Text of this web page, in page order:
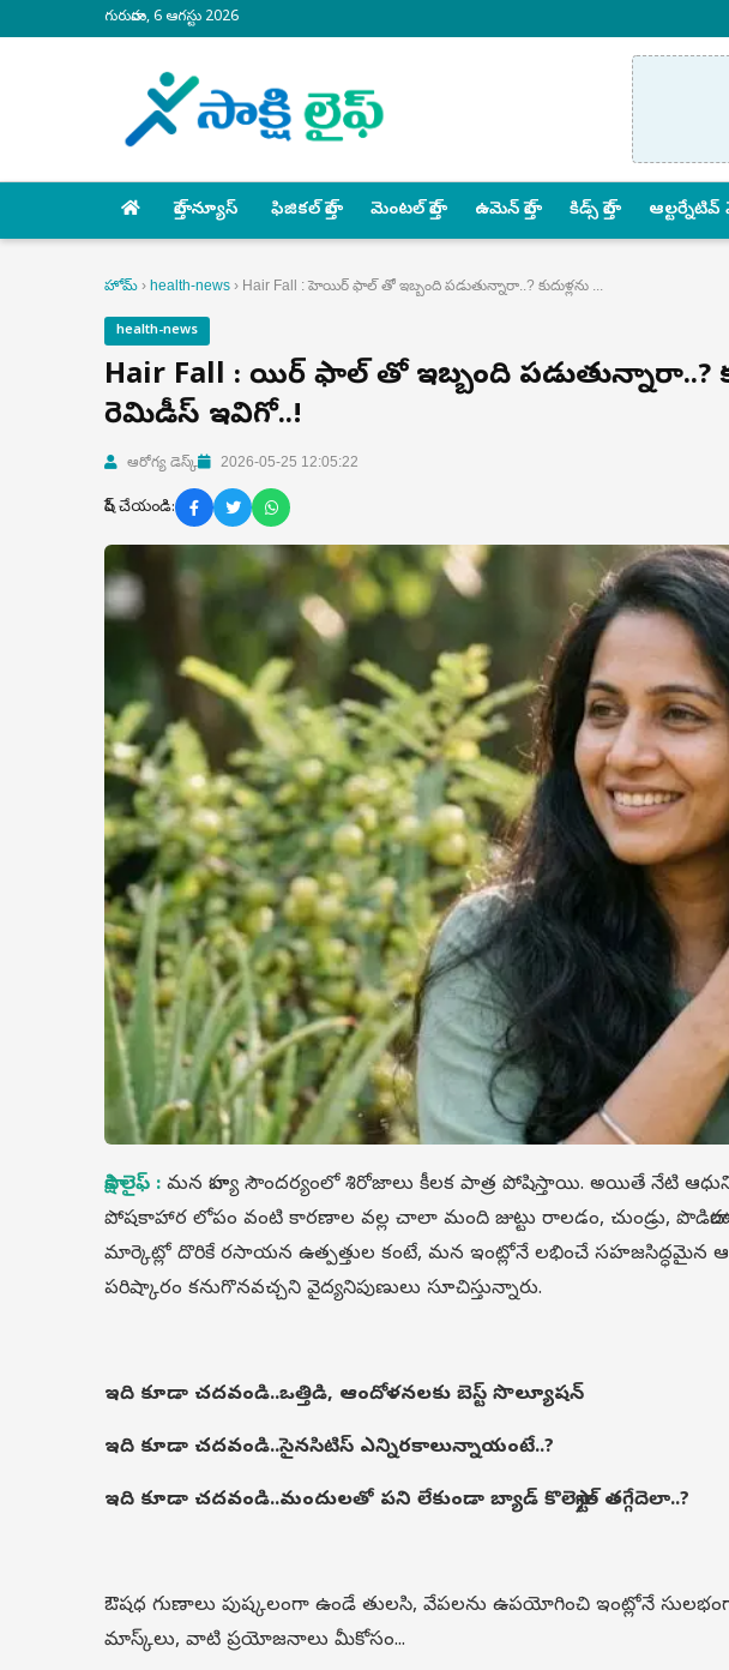
గురువారం, 6 ఆగస్టు 2026
హెల్త్ న్యూస్ ఫిజికల్ హెల్త్ మెంటల్ హెల్త్ ఉమెన్ హెల్త్ కిడ్స్ హెల్త్
హోమ్ › health-news › Hair Fall : హెయిర్ ఫాల్ తో ఇబ్బంది పడుతున్నారా..? కుదుళ్లను ...
health-news
Hair Fall : హెయిర్ ఫాల్ తో ఇబ్బంది పడుతున్నారా..?
రెమిడీస్ ఇవిగో..!
ఆరోగ్య డెస్క్ 2026-05-25 12:05:22
షేర్ చేయండి:
సాక్షి లైఫ్ : మన బాహ్య సౌందర్యంలో శిరోజాలు కీలక పాత్ర పోషిస్తాయి. అయితే నేటి
పోషకాహార లోపం వంటి కారణాల వల్ల చాలా మంది జుట్టు రాలడం, చుండ్రు,
మార్కెట్లో దొరికే రసాయన ఉత్పత్తుల కంటే, మన ఇంట్లోనే లభించే
పరిష్కారం కనుగొనవచ్చని వైద్యనిపుణులు సూచిస్తున్నారు.
ఇది కూడా చదవండి..ఒత్తిడి, ఆందోళనలకు బెస్ట్ సొల్యూషన్
ఇది కూడా చదవండి..సైనసిటిస్ ఎన్నిరకాలున్నాయంటే..?
ఇది కూడా చదవండి..మందులతో పని లేకుండా బ్యాడ్ కొలెస్ట్రాల్ తగ్గేదెలా..?
ఔషధ గుణాలు పుష్కలంగా ఉండే తులసి, వేపలను ఉపయోగించి ఇంట్లోనే
మాస్క్‌లు, వాటి ప్రయోజనాలు మీకోసం...